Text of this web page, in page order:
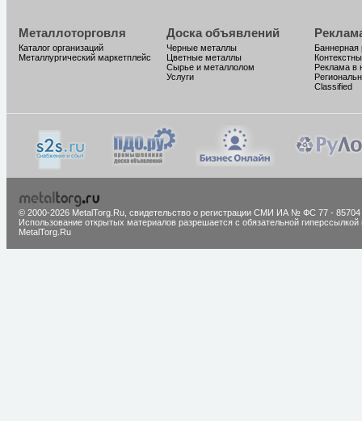
Металлоторговля
Каталог организаций
Металлургический маркетплейс
Доска объявлений
Черные металлы
Цветные металлы
Сырье и металлолом
Услуги
Баннерная
Реклама в
Classified
© 2000-2026 MetalTorg.Ru, cвидетельство о регистрации СМИ ИА № ФС 77 - 85704
Использование открытых материалов разрешается с обязательной гиперссылкой
MetalTorg.Ru